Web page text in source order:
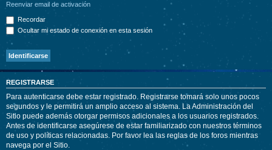
Reenviar email de activación
Recordar
Ocultar mi estado de conexión en esta sesión
REGISTRARSE
Para autenticarse debe estar registrado. Registrarse tomará solo unos pocos
segundos y le permitirá un amplio acceso al sistema. La Administración del
Sitio puede además otorgar permisos adicionales a los usuarios registrados.
Antes de identificarse asegúrese de estar familiarizado con nuestros términos
de uso y políticas relacionadas. Por favor lea las reglas de los foros mientras
navega por el Sitio.